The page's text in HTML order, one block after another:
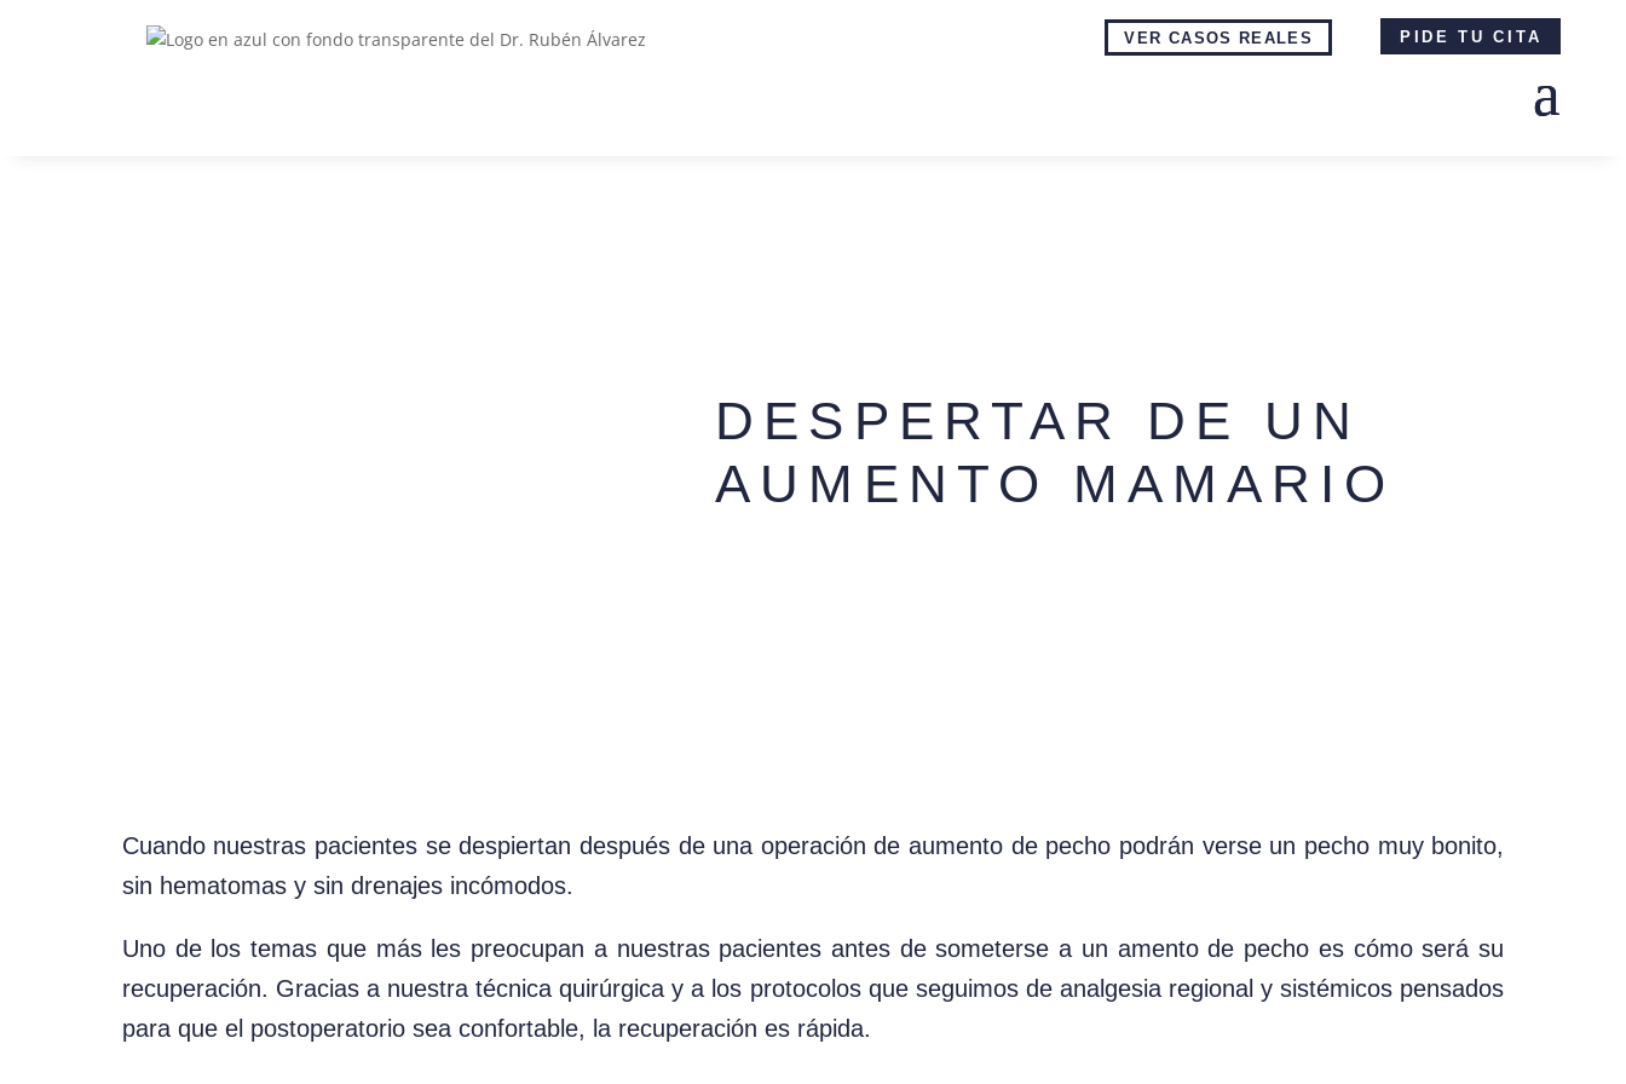
VER CASOS REALES PIDE TU CITA
DESPERTAR DE UN
AUMENTO MAMARIO
Cuando nuestras pacientes se despiertan después de una operación de aumento de pecho podrán verse un pecho muy bonito,
sin hematomas y sin drenajes incómodos.
Uno de los temas que más les preocupan a nuestras pacientes antes de someterse a un amento de pecho es cómo será su
recuperación. Gracias a nuestra técnica quirúrgica y a los protocolos que seguimos de analgesia regional y sistémicos pensados
para que el postoperatorio sea confortable, la recuperación es rápida.